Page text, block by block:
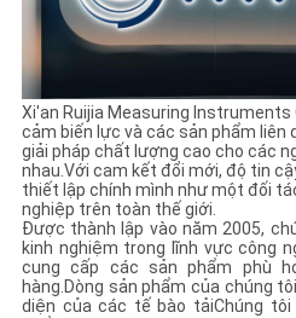
Xi'an Ruijia Measuring Instruments
cảm biến lực và các sản phẩm liên
giải pháp chất lượng cao cho các
nhau.Với cam kết đổi mới, độ tin
thiết lập chính mình như một đối
nghiệp trên toàn thế giới.
Được thành lập vào năm 2005,
kinh nghiệm trong lĩnh vực công
cung cấp các sản phẩm phù
hàng.Dòng sản phẩm của chúng
diện của các tế bào tảiChúng